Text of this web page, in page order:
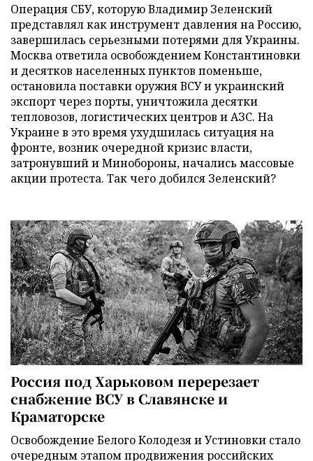
Операция СБУ, которую Владимир Зеленский
представлял как инструмент давления на Россию,
завершилась серьезными потерями для Украины.
Москва ответила освобождением Константиновки
и десятков населенных пунктов поменьше,
остановила поставки оружия ВСУ и украинский
экспорт через порты, уничтожила десятки
тепловозов, логистических центров и АЗС. На
Украине в это время ухудшилась ситуация на
фронте, возник очередной кризис власти,
затронувший и Минобороны, начались массовые
акции протеста. Так чего добился Зеленский?
Россия под Харьковом перерезает
снабжение ВСУ в Славянске и
Краматорске
Освобождение Белого Колодезя и Устиновки стало
очередным этапом продвижения российских